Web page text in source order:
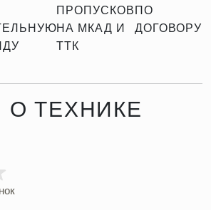
ПРОПУСКОВ
НА МКАД И
ТТК
ПО
ДОГОВОРУ
ТЕХНИКЕ